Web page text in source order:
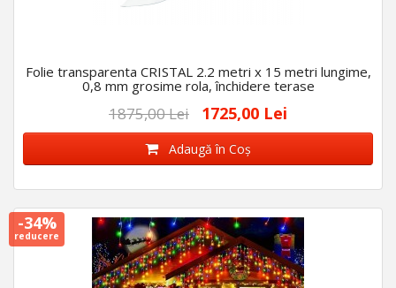
Folie transparenta CRISTAL 2.2 metri x 15 metri lungime,
0,8 mm grosime rola, închidere terase
1875,00 Lei 1725,00 Lei
Adaugă în Coş
-34%
reducere